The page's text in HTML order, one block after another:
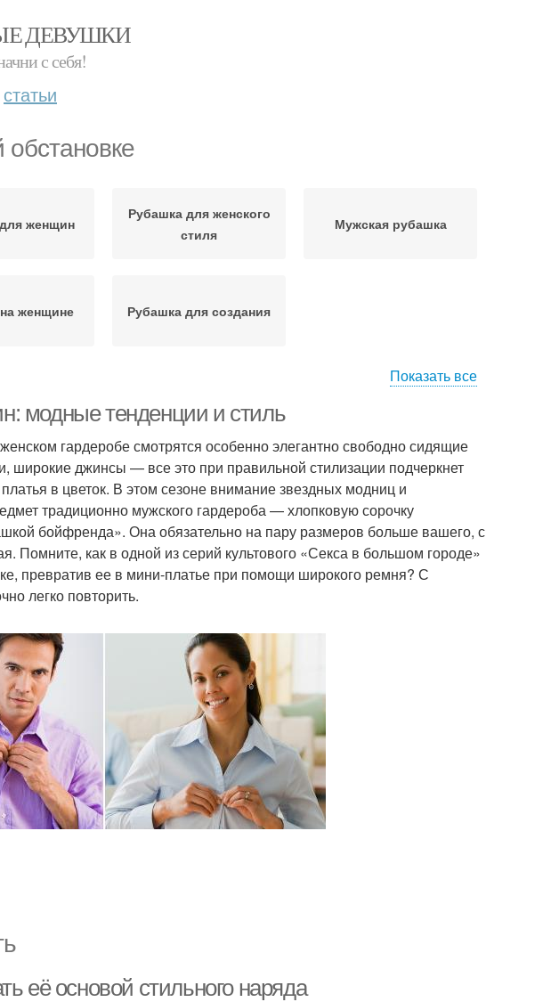
ДЕВУШКИ
с себя!
статьи
женщин
Рубашка для женского
стиля
Мужская рубашка
женщине Рубашка для создания
Показать все
модные тенденции и стиль
гардеробе смотрятся особенно элегантно свободно сидящие
джинсы — все это при правильной стилизации подчеркнет
в цветок. В этом сезоне внимание звездных модниц и
традиционно мужского гардероба — хлопковую сорочку
бойфренда». Она обязательно на пару размеров больше вашего, с
Помните, как в одной из серий культового «Секса в большом городе»
превратив ее в мини-платье при помощи широкого ремня? С
легко повторить.
её основой стильного наряда